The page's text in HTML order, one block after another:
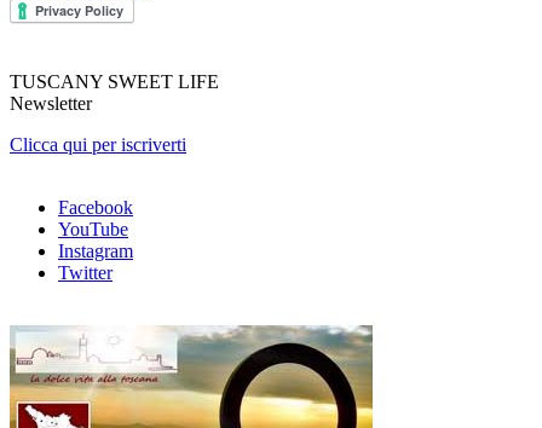
TUSCANY SWEET LIFE
Newsletter
Clicca qui per iscriverti
Facebook
YouTube
Instagram
Twitter